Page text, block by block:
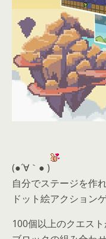
(●´∀｀● )
自分でステージを作
ドット絵アクション
100個以上のクエスト